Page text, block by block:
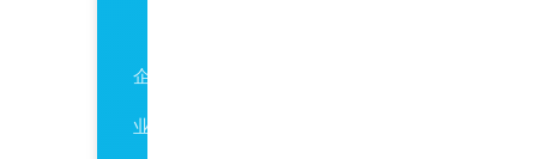
企
业